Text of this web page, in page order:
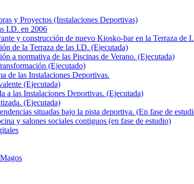
y Proyectos (Instalaciones Deportivas)
I.D. en 2006
y construcción de nuevo Kiosko-bar en la Terraza de
de la Terraza de las I.D. (Ejecutada)
a normativa de las Piscinas de Verano. (Ejecutada)
(Ejecutado)
de las Instalaciones Deportivas.
(Ejecutada)
a las Instalaciones Deportivas. (Ejecutada)
(Ejecutada)
situadas bajo la pista deportiva. (En fase de
y salones sociales contiguos (en fase de estudio)